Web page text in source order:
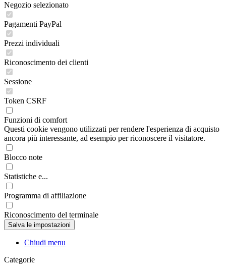
Negozio selezionato
Pagamenti PayPal
Prezzi individuali
Riconoscimento dei clienti
Sessione
Token CSRF
Funzioni di comfort
Questi cookie vengono utilizzati per rendere l'esperienza di acquisto
ancora più interessante, ad esempio per riconoscere il visitatore.
Blocco note
Statistiche e...
Programma di affiliazione
Riconoscimento del terminale
Chiudi menu
Categorie